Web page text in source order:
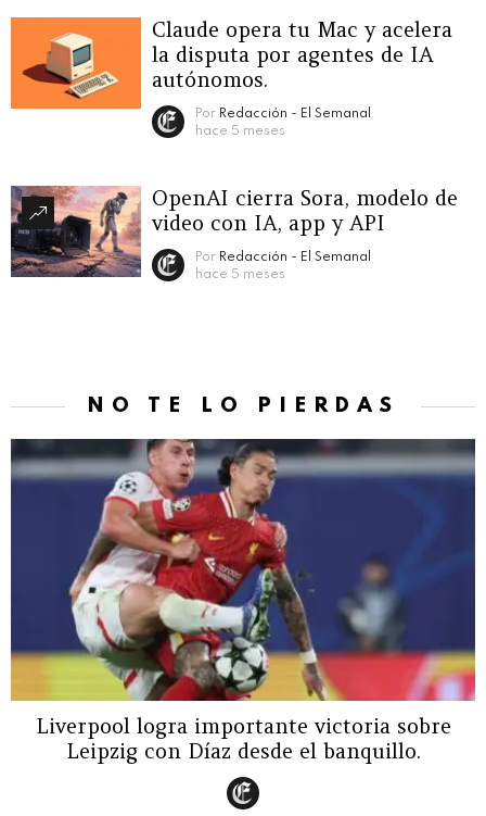
Claude opera tu Mac y acelera
la disputa por agentes de IA
autónomos.
Por Redacción - El Semanal
hace 5 meses
OpenAI cierra Sora, modelo de
video con IA, app y API
Por Redacción - El Semanal
hace 5 meses
NO TE LO PIERDAS
Liverpool logra importante victoria sobre
Leipzig con Díaz desde el banquillo.